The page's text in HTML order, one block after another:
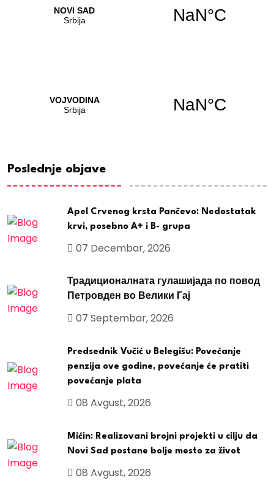
Poslednje objave
Apel Crvenog krsta Pančevo: Nedostatak
krvi, posebno A+ i B- grupa
07 Decembar, 2026
Традиционалната гулашијада по повод
Петровден во Велики Гај
07 Septembar, 2026
Predsednik Vučić u Belegišu: Povećanje
penzija ove godine, povećanje će pratiti
povećanje plata
08 Avgust, 2026
Mićin: Realizovani brojni projekti u cilju da
Novi Sad postane bolje mesto za život
08 Avgust, 2026